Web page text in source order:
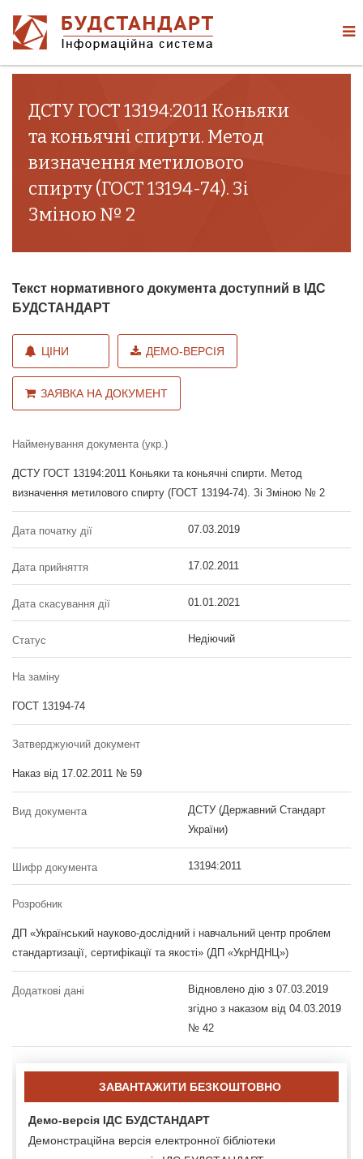
ДСТУ ГОСТ 13194:2011 Коньяки
та коньячні спирти. Метод
визначення метилового
спирту (ГОСТ 13194-74). Зі
Зміною № 2
Текст нормативного документа доступний в ІДС
БУДСТАНДАРТ
ЦІНИ ДЕМО-ВЕРСІЯ
ЗАЯВКА НА ДОКУМЕНТ
Найменування документа (укр.)
ДСТУ ГОСТ 13194:2011 Коньяки та коньячні спирти. Метод
визначення метилового спирту (ГОСТ 13194-74). Зі Зміною № 2
Дата початку дії 07.03.2019
Дата прийняття 17.02.2011
Дата скасування дії 01.01.2021
Статус Недіючий
На заміну
ГОСТ 13194-74
Затверджуючий документ
Наказ від 17.02.2011 № 59
Вид документа
ДСТУ (Державний Стандарт
України)
Шифр документа 13194:2011
Розробник
ДП «Український науково-дослідний і навчальний центр проблем
стандартизації, сертифікації та якості» (ДП «УкрНДНЦ»)
Додаткові дані
Відновлено дію з 07.03.2019
згідно з наказом від 04.03.2019
№ 42
ЗАВАНТАЖИТИ БЕЗКОШТОВНО
Демо-версія ІДС БУДСТАНДАРТ
Демонстраційна версія електронної бібліотеки